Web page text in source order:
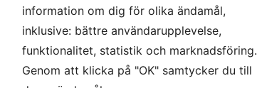
planera arbetet
varje projekt.
grävarbeten och
information om dig för olika ändamål,
inklusive: bättre användarupplevelse,
funktionalitet, statistik och marknadsföring.
Genom att klicka på "OK" samtycker du till